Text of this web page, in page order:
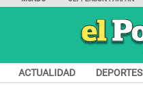
ACTUALIDAD DEPORTES